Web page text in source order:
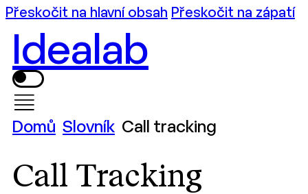
Přeskočit na hlavní obsah Přeskočit na zápatí
Idealab
Domů Slovník Call tracking
Call Tracking